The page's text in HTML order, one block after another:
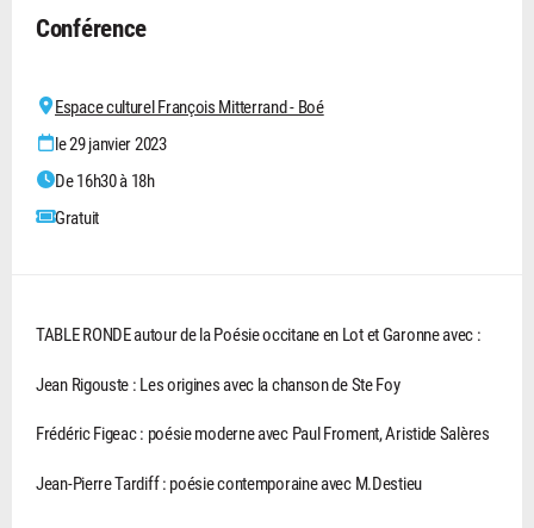
Conférence
Espace culturel François Mitterrand - Boé
le 29 janvier 2023
De 16h30 à 18h
Gratuit
TABLE RONDE autour de la Poésie occitane en Lot et Garonne avec :
Jean Rigouste : Les origines avec la chanson de Ste Foy
Frédéric Figeac : poésie moderne avec Paul Froment, Aristide Salères
Jean-Pierre Tardiff : poésie contemporaine avec M.Destieu